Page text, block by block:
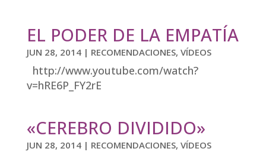
EL PODER DE LA EMPATÍA
JUN 28, 2014| RECOMENDACIONES, VÍDEOS
http://www.youtube.com/watch?
v=hRE6P_FY2rE
«CEREBRO DIVIDIDO»
JUN 28, 2014| RECOMENDACIONES, VÍDEOS